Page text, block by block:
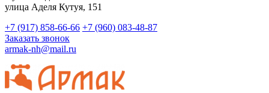
​улица Аделя Кутуя, 151
+7 (917) 858-66-66 +7 (960) 083-48-87
Заказать звонок
armak-nh@mail.ru